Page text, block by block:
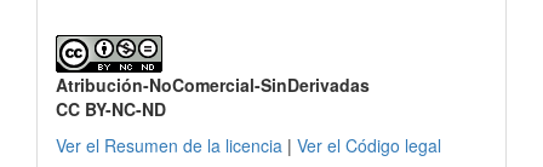
Atribución-NoComercial-SinDerivadas
CC BY-NC-ND
Ver el Resumen de la licencia | Ver el Código legal